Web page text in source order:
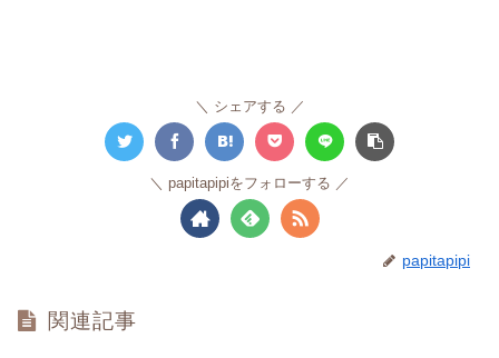
シェアする
papitapipiをフォローする
papitapipi
関連記事